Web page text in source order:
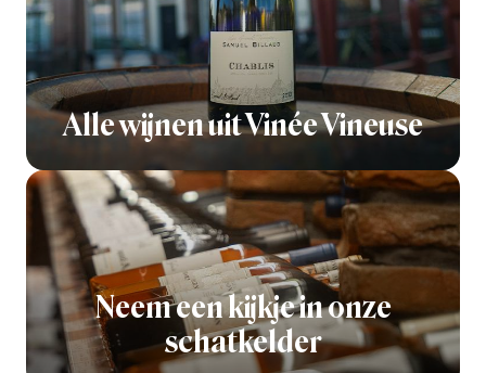
Alle wijnen uit Vinée Vineuse
Neem een kijkje in onze
schatkelder